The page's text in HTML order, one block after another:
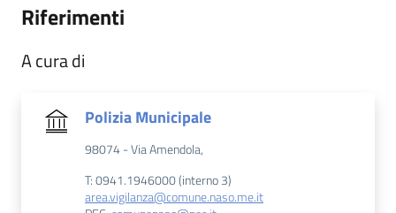
Riferimenti
A cura di
Polizia Municipale
98074 - Via Amendola,
T: 0941.1946000 (interno 3)
area.vigilanza@comune.naso.me.it